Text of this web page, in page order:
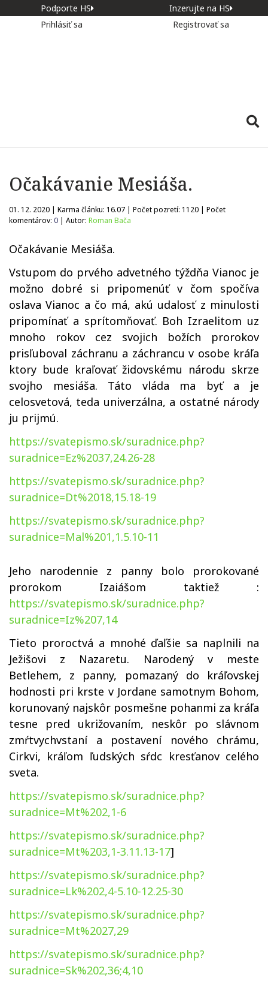
Podporte HS
Inzerujte na HS
Prihlásiť sa
Registrovať sa
Očakávanie Mesiáša.
01. 12. 2020 | Karma článku: 16.07 | Počet pozretí: 1120 | Počet
komentárov: 0 | Autor: Roman Bača
Očakávanie Mesiáša.
Vstupom do prvého advetného týždňa Vianoc je
možno dobré si pripomenúť v čom spočíva
oslava Vianoc a čo má, akú udalosť z minulosti
pripomínať a sprítomňovať. Boh Izraelitom uz
mnoho rokov cez svojich božích prorokov
prisľuboval záchranu a záchrancu v osobe kráľa
ktory bude kraľovať židovskému národu skrze
svojho mesiáša. Táto vláda ma byť a je
celosvetová, teda univerzálna, a ostatné národy
ju prijmú.
https://svatepismo.sk/suradnice.php?
suradnice=Ez%2037,24.26-28
https://svatepismo.sk/suradnice.php?
suradnice=Dt%2018,15.18-19
https://svatepismo.sk/suradnice.php?
suradnice=Mal%201,1.5.10-11
Jeho narodennie z panny bolo prorokované
prorokom Izaiášom taktiež :
https://svatepismo.sk/suradnice.php?
suradnice=Iz%207,14
Tieto proroctvá a mnohé ďaľšie sa naplnili na
Ježišovi z Nazaretu. Narodený v meste
Betlehem, z panny, pomazaný do kráľovskej
hodnosti pri krste v Jordane samotnym Bohom,
korunovaný najskôr posmešne pohanmi za kráľa
tesne pred ukrižovaním, neskôr po slávnom
zmŕtvychvstaní a postavení nového chrámu,
Cirkvi, kráľom ľudských sŕdc kresťanov celého
sveta.
https://svatepismo.sk/suradnice.php?
suradnice=Mt%202,1-6
https://svatepismo.sk/suradnice.php?
suradnice=Mt%203,1-3.11.13-17]
https://svatepismo.sk/suradnice.php?
suradnice=Lk%202,4-5.10-12.25-30
https://svatepismo.sk/suradnice.php?
suradnice=Mt%2027,29
https://svatepismo.sk/suradnice.php?
suradnice=Sk%202,36;4,10